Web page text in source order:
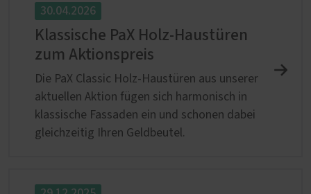
30.04.2026
Klassische PaX Holz-Haustüren
zum Aktionspreis
Die PaX Classic Holz-Haustüren aus unserer
aktuellen Aktion fügen sich harmonisch in
klassische Fassaden ein und schonen dabei
gleichzeitig Ihren Geldbeutel.